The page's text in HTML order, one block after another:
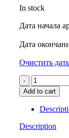
In stock
Дата начала
Дата
Очистить
Восточная
подушка
quantity
Add to cart
Description